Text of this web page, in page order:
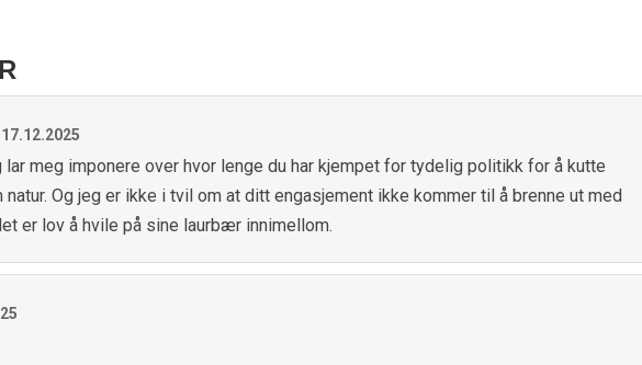
17.12.2025
lar meg imponere over hvor lenge du har kjempet for tydelig politikk for å kutte
Og jeg er ikke i tvil om at ditt engasjement ikke kommer til å brenne ut med
er lov å hvile på sine laurbær innimellom.